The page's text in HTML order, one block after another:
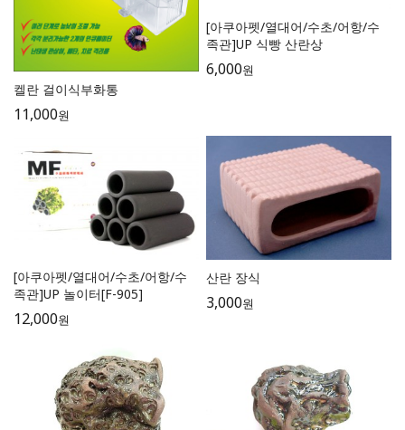
켈란 걸이식부화통
11,000원
[아쿠아펫/열대어/수초/어항/수
족관]UP 식빵 산란상
6,000원
[아쿠아펫/열대어/수초/어항/수
족관]UP 놀이터[F-905]
12,000원
산란 장식
3,000원